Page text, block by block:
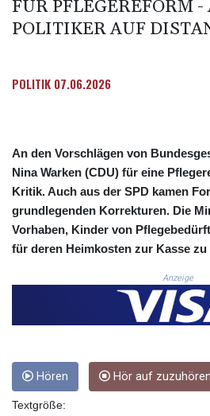
CHF
CLF
CNY
CNH
CUP
CVE
CZK
DJF
DKK
DOP
EGP
ERN
ETB
GBP
GEL
FÜR PFLEGEREFORM -
POLITIKER AUF
POLITIK 07.06.2026
An den Vorschlägen von
Nina Warken (CDU) für eine
Kritik. Auch aus der SPD kamen
grundlegenden Korrekturen. Die
Vorhaben, Kinder von
für deren Heimkosten zur Kasse
Anzeige
Hören Hör auf zuzuhören
Textgröße: